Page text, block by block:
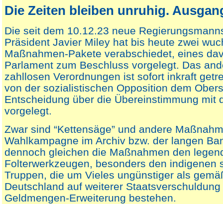
Die Zeiten bleiben unruhig.
Die seit dem 10.12.23 neue
Präsident Javier Miley hat bis heute zwei
Maßnahmen-Pakete verabschiedet, eines
Parlament zum Beschluss vorgelegt. Das
zahllosen Verordnungen ist sofort inkraft
von der sozialistischen Opposition dem
Entscheidung über die Übereinstimmung mit
vorgelegt.
Zwar sind “Kettensäge” und andere
Wahlkampagne im Archiv bzw. der langen
dennoch gleichen die Maßnahmen den
Folterwerkzeugen, besonders den indigenen
Truppen, die um Vieles ungünstiger als
Deutschland auf weiterer Staatsverschuldung
Geldmengen-Erweiterung bestehen.